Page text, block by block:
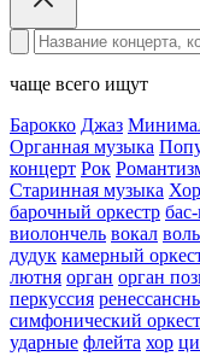
чаще всего ищут
Барокко Джаз
Органная музыка
концерт Рок
Старинная музыка
барочный оркестр
виолончель вокал
дудук камерный
лютня орган орган
перкуссия
симфонический
ударные флейта хор